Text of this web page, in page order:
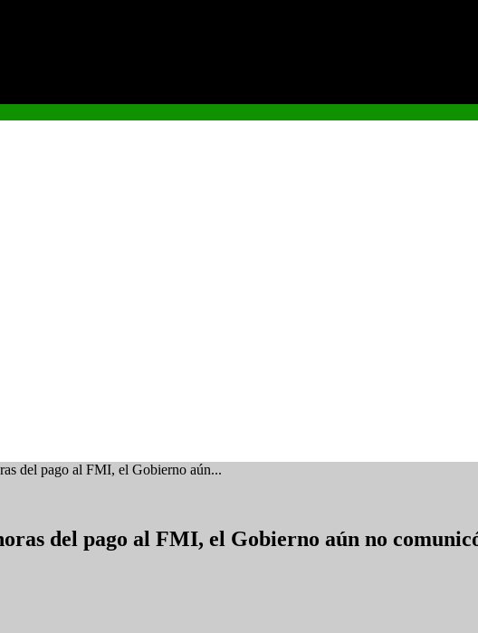
del pago al FMI, el Gobierno aún...
del pago al FMI, el Gobierno aún no